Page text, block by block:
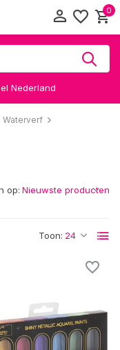
0
Nederland
Waterverf
Toon:
op: